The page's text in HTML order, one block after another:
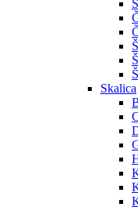
Skalica